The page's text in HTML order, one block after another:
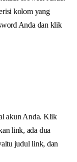
kolom yang
Anda dan klik
akun Anda. Klik
link, ada dua
judul link, dan